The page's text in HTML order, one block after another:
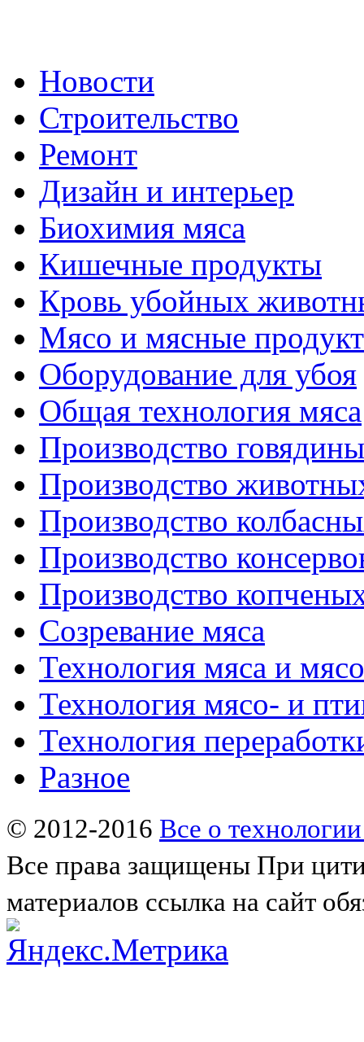
Новости
Строительство
Ремонт
Дизайн и интерьер
Биохимия мяса
Кишечные продукты
Кровь убойных
Мясо и мясные
Оборудование для убоя
Общая технология мяса
Производство говядины
Производство
Производство
Производство
Производство
Созревание мяса
Технология мяса и
Технология мясо- и
Технология
Разное
© 2012-2016 Все о
Все права защищены При
материалов ссылка на сайт